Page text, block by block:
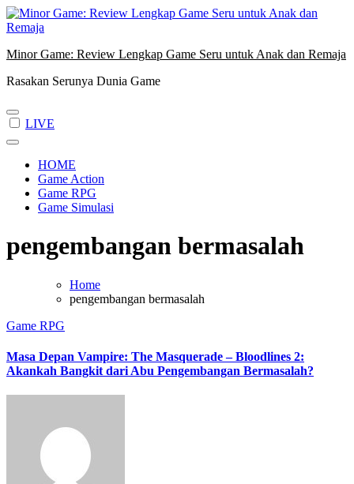
Skip
to
Minor Game: Review Lengkap Game Seru untuk Anak dan Remaja
Rasakan Serunya Dunia Game
LIVE
HOME
Game Action
Game RPG
Game Simulasi
pengembangan bermasalah
Home
pengembangan bermasalah
Game RPG
Masa Depan Vampire: The Masquerade – Bloodlines 2:
Akankah Bangkit dari Abu Pengembangan Bermasalah?